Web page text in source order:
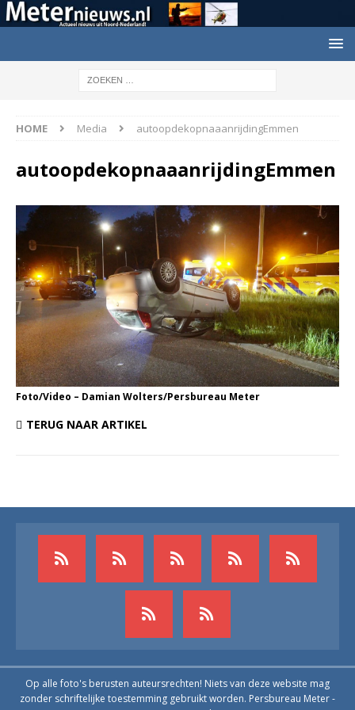
HOME Media autoopdekopnaaanrijdingEmmen
autoopdekopnaaanrijdingEmmen
Foto/Video – Damian Wolters/Persbureau Meter
TERUG NAAR ARTIKEL
Op alle foto's berusten auteursrechten! Niets van deze website mag
zonder schriftelijke toestemming gebruikt worden. Persbureau Meter -